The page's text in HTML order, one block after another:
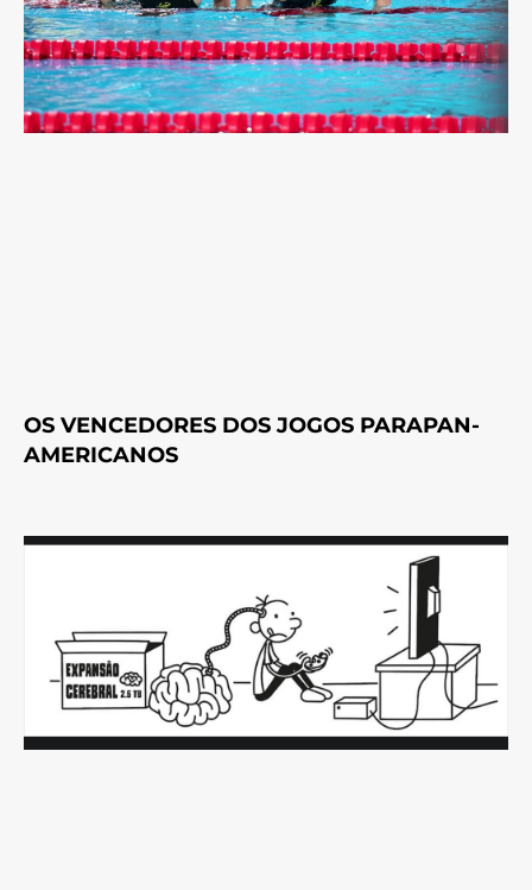
OS VENCEDORES DOS JOGOS PARAPAN-
AMERICANOS